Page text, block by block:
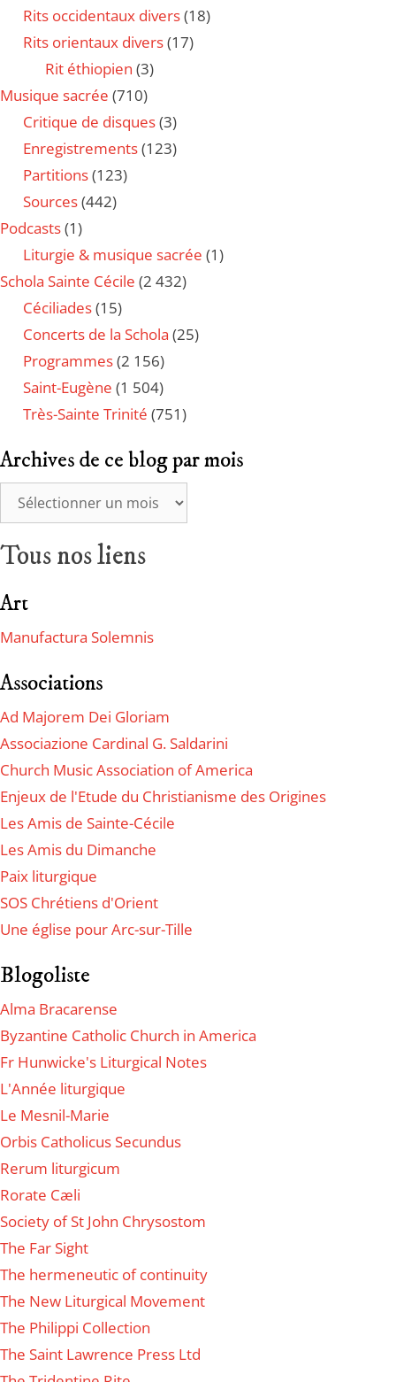
Rits occidentaux divers(18)
Rits orientaux divers(17)
Rit éthiopien (3)
Musique sacrée (710)
Critique de disques(3)
Enregistrements(123)
Partitions(123)
Sources(442)
Podcasts(1)
Liturgie & musique sacrée (1)
Schola Sainte Cécile (2 432)
Céciliades(15)
Concerts de la Schola (25)
Programmes(2 156)
Saint-Eugène (1 504)
Très-Sainte Trinité (751)
Archives de ce blog par mois
Tous nos liens
Art
Manufactura Solemnis
Associations
Ad Majorem Dei Gloriam
Associazione Cardinal G. Saldarini
Church Music Association of America
Enjeux de l'Etude du Christianisme des Origines
Les Amis de Sainte-Cécile
Les Amis du Dimanche
Paix liturgique
SOS Chrétiens d'Orient
Une église pour Arc-sur-Tille
Blogoliste
Alma Bracarense
Byzantine Catholic Church in America
Fr Hunwicke's Liturgical Notes
L'Année liturgique
Le Mesnil-Marie
Orbis Catholicus Secundus
Rerum liturgicum
Rorate Cæli
Society of St John Chrysostom
The Far Sight
The hermeneutic of continuity
The New Liturgical Movement
The Philippi Collection
The Saint Lawrence Press Ltd